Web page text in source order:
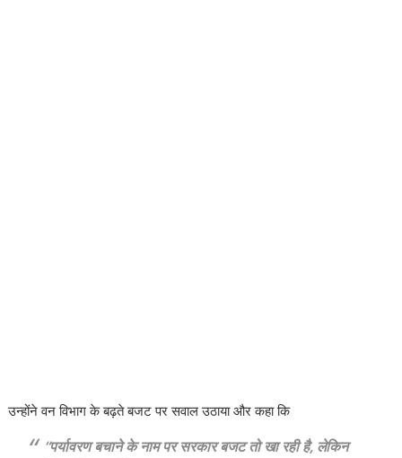
उन्होंने वन विभाग के बढ़ते बजट पर सवाल उठाया और कहा कि
“पर्यावरण बचाने के नाम पर सरकार बजट तो खा रही है, लेकिन